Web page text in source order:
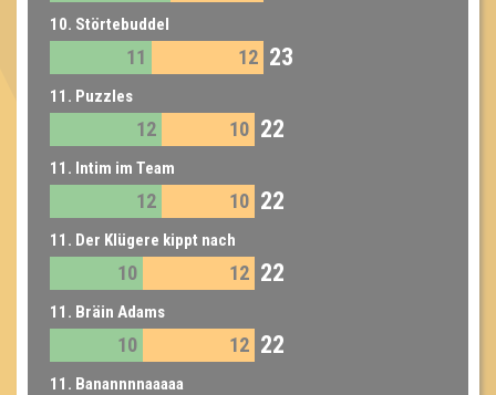
10. Störtebuddel
11 12 23
11. Puzzles
12 10 22
11. Intim im Team
12 10 22
11. Der Klügere kippt nach
10 12 22
11. Bräin Adams
10 12 22
11. Banannnnaaaaa